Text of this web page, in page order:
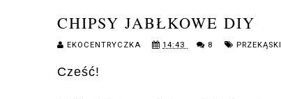
CHIPSY JABŁKOWE DIY
EKOCENTRYCZKA 14:43 8 PRZEKĄSKI
Cześć!